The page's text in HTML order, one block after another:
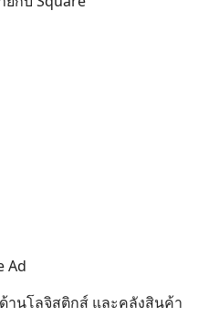
Ad
านโลจิสติกส์ และคลังสินค้า